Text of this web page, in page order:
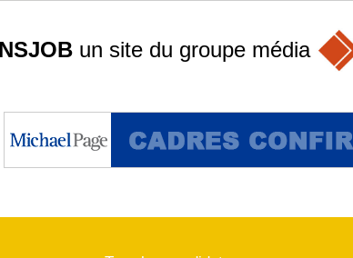
un site du groupe média